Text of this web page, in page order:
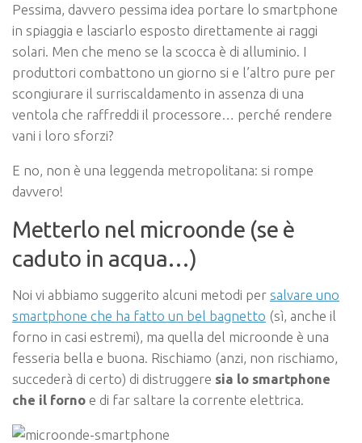
Pessima, davvero pessima idea portare lo smartphone
in spiaggia e lasciarlo esposto direttamente ai raggi
solari. Men che meno se la scocca è di alluminio. I
produttori combattono un giorno si e l’altro pure per
scongiurare il surriscaldamento in assenza di una
ventola che raffreddi il processore… perché rendere
vani i loro sforzi?
E no, non è una leggenda metropolitana: si rompe
davvero!
Metterlo nel microonde (se è
caduto in acqua…)
Noi vi abbiamo suggerito alcuni metodi per salvare uno
smartphone che ha fatto un bel bagnetto (sì, anche il
forno in casi estremi), ma quella del microonde è una
fesseria bella e buona. Rischiamo (anzi, non rischiamo,
succederà di certo) di distruggere sia lo smartphone
che il forno e di far saltare la corrente elettrica.